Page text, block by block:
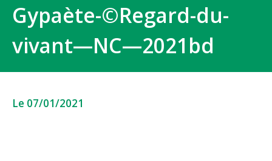
Gypaète-©Regard-du-
vivant—NC—2021bd
Le 07/01/2021